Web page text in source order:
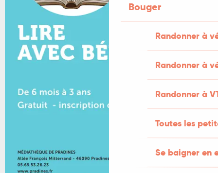
Bouger
Randonner à
Randonner à
Randonner à
Toutes les
Se baigner en